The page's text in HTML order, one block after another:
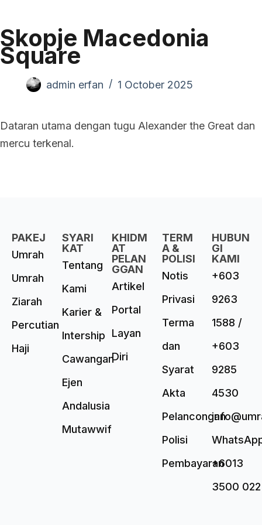
Skopje Macedonia
Square
admin erfan 1 October 2025
Dataran utama dengan tugu Alexander the Great dan
mercu terkenal.
PAKEJ
Umrah
Umrah
Ziarah
Percutian
Haji
SYARI
KAT
Tentang
Kami
Karier &
Intership
Cawangan
Ejen
Andalusia
Mutawwif
KHIDM
AT
PELAN
GGAN
Artikel
Portal
Layan
Diri
TERM
A &
POLISI
Notis
Privasi
Terma
dan
Syarat
Akta
Pelancongan
Polisi
Pembayaran
HUBUN
GI
KAMI
+603
9263
1588 /
+603
9285
4530
+6013
3500 022